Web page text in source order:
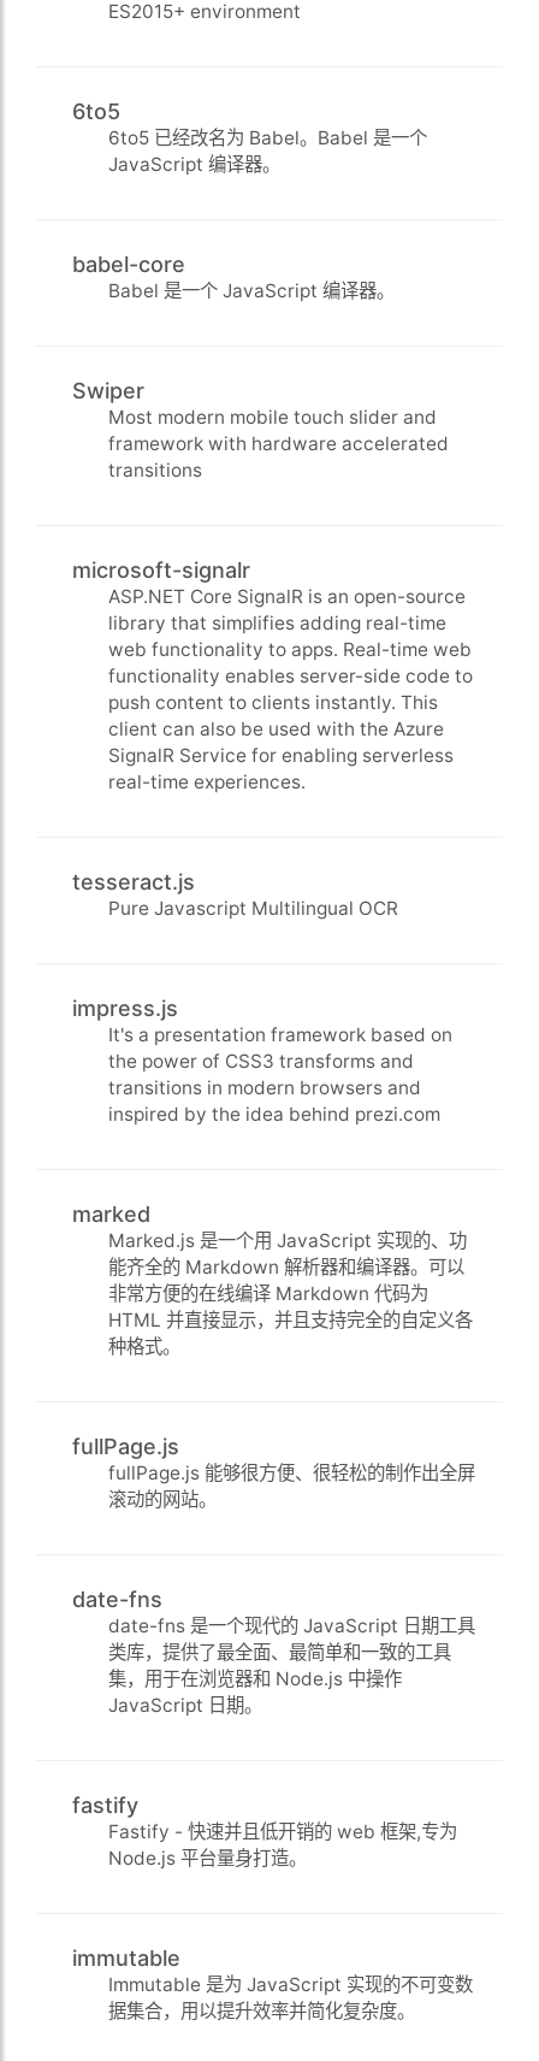
ES2015+ environment
6to5
6to5 已经改名为 Babel。Babel 是一个
JavaScript 编译器。
babel-core
Babel 是一个 JavaScript 编译器。
Swiper
Most modern mobile touch slider and
framework with hardware accelerated
transitions
microsoft-signalr
ASP.NET Core SignalR is an open-source
library that simplifies adding real-time
web functionality to apps. Real-time web
functionality enables server-side code to
push content to clients instantly. This
client can also be used with the Azure
SignalR Service for enabling serverless
real-time experiences.
tesseract.js
Pure Javascript Multilingual OCR
impress.js
It's a presentation framework based on
the power of CSS3 transforms and
transitions in modern browsers and
inspired by the idea behind prezi.com
marked
Marked.js 是一个用 JavaScript 实现的、功
能齐全的 Markdown 解析器和编译器。可以
非常方便的在线编译 Markdown 代码为
HTML 并直接显示，并且支持完全的自定义各
种格式。
fullPage.js
fullPage.js 能够很方便、很轻松的制作出全屏
滚动的网站。
date-fns
date-fns 是一个现代的 JavaScript 日期工具
类库，提供了最全面、最简单和一致的工具
集，用于在浏览器和 Node.js 中操作
JavaScript 日期。
fastify
Fastify - 快速并且低开销的 web 框架,专为
Node.js 平台量身打造。
immutable
Immutable 是为 JavaScript 实现的不可变数
据集合，用以提升效率并简化复杂度。